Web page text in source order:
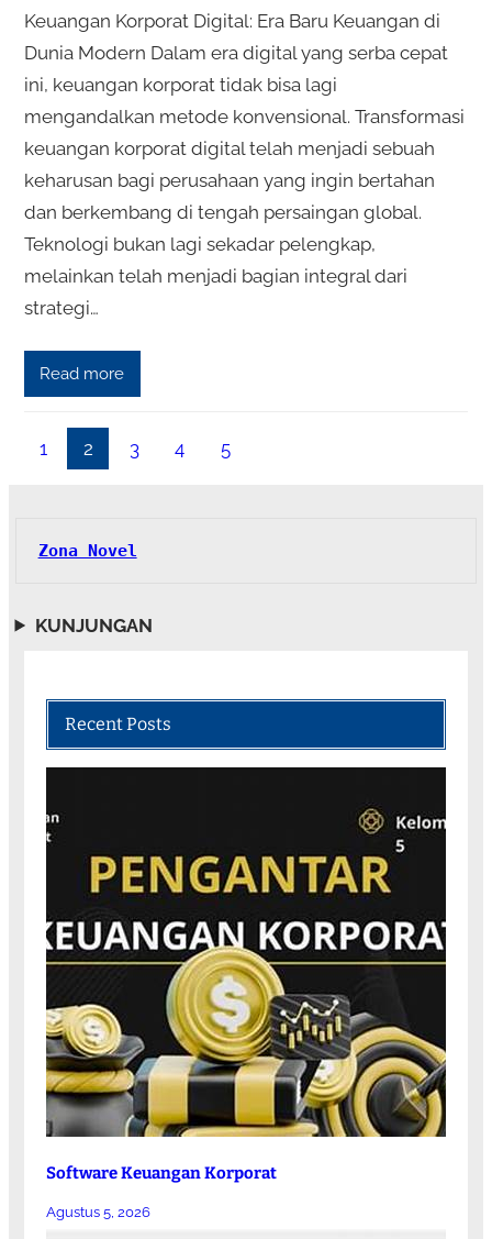
Keuangan Korporat Digital: Era Baru Keuangan di
Dunia Modern Dalam era digital yang serba cepat
ini, keuangan korporat tidak bisa lagi
mengandalkan metode konvensional. Transformasi
keuangan korporat digital telah menjadi sebuah
keharusan bagi perusahaan yang ingin bertahan
dan berkembang di tengah persaingan global.
Teknologi bukan lagi sekadar pelengkap,
melainkan telah menjadi bagian integral dari
strategi…
Read more
1 2 3 4 5
Zona Novel
KUNJUNGAN
Recent Posts
Software Keuangan Korporat
Agustus 5, 2026